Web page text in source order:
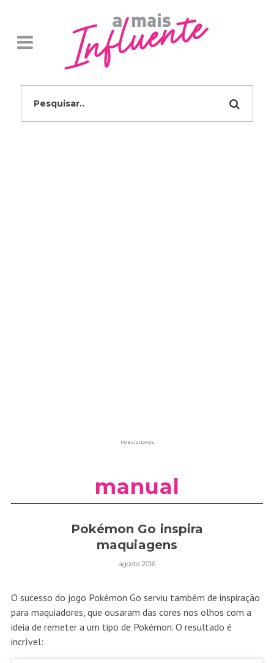
PUBLICIDADE
manual
Pokémon Go inspira
maquiagens
agosto 2016
O sucesso do jogo Pokémon Go serviu também de inspiração
para maquiadores, que ousaram das cores nos olhos com a
ideia de remeter a um tipo de Pokémon. O resultado é
incrível: